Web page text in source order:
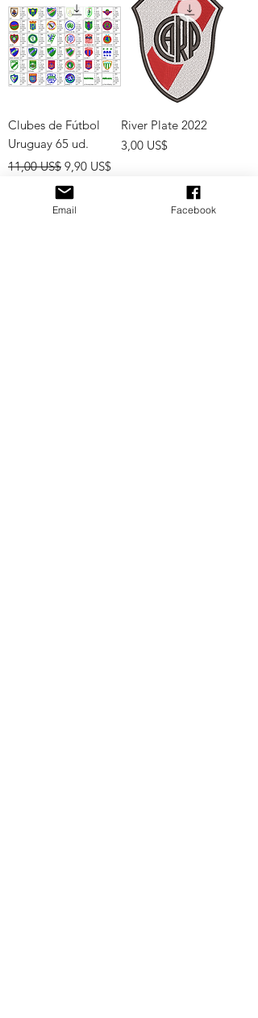
Clubes de Fútbol
Uruguay 65 ud.
Precio
11,00 US$ Precio de oferta
9,90 US$
River Plate 2022
Precio
3,00 US$
Email Facebook